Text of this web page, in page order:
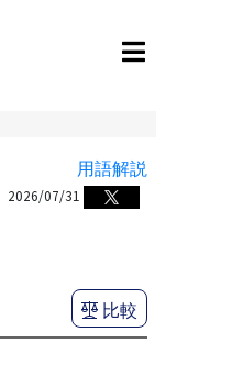
用語解説
2026/07/31
比較